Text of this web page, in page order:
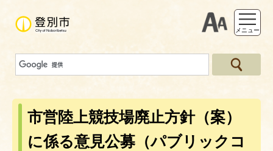
支援ツー
メニュー
市営陸上競技場廃止方針（案）
に係る意見公募（パブリックコ